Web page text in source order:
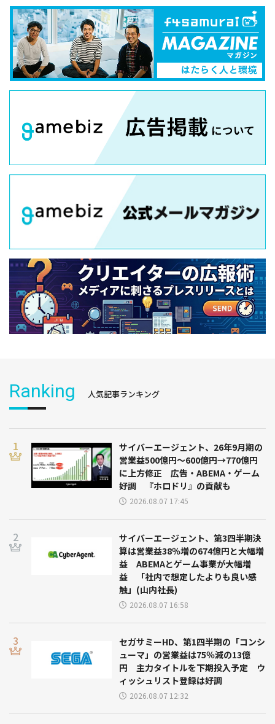
Ranking 人気記事ランキング
サイバーエージェント、26年9月期の
営業益500億円～600億円→770億円
に上方修正 広告・ABEMA・ゲーム
好調 『ホロドリ』の貢献も
2026.08.07 17:45
サイバーエージェント、第3四半期決
算は営業益38％増の674億円と大幅増
益 ABEMAとゲーム事業が大幅増
益 「社内で想定したよりも良い感
触」(山内社長)
2026.08.07 16:58
セガサミーHD、第1四半期の「コンシ
ューマ」の営業益は75％減の13億
円 主力タイトルを下期投入予定 ウ
ィッシュリスト登録は好調
2026.08.07 12:32